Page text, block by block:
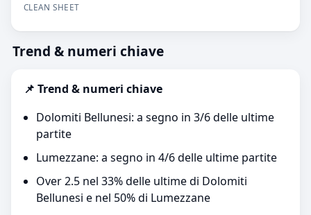
CLEAN SHEET
Trend & numeri chiave
📌 Trend & numeri chiave
Dolomiti Bellunesi: a segno in 3/6 delle ultime
partite
Lumezzane: a segno in 4/6 delle ultime partite
Over 2.5 nel 33% delle ultime di Dolomiti
Bellunesi e nel 50% di Lumezzane